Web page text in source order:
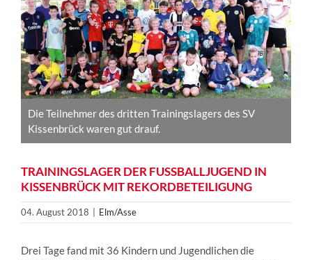
Image
Die Teilnehmer des dritten Trainingslagers des SV
Kissenbrück waren gut drauf.
TRAININGSLAGER DER FUSSBALLJUGEND IN K
ISSENBRÜCK MIT REKORDBETEILIGUNG
04. August 2018 Elm/Asse
Drei Tage fand mit 36 Kindern und Jugendlichen die